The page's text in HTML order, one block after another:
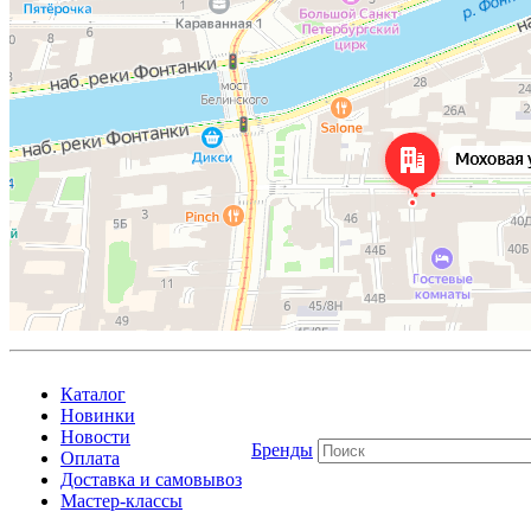
Каталог
Новинки
Новости
Оплата
Доставка и самовывоз
Мастер-классы
Бренды